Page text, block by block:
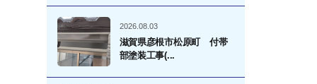
2026.08.03
滋賀県彦根市松原町 付帯
部塗装工事(...